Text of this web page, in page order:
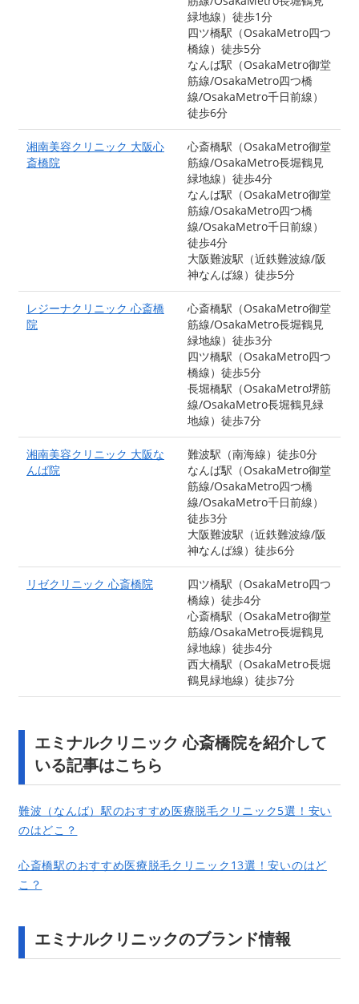
緑地線）徒歩1分
四ツ橋駅（OsakaMetro四つ
橋線）徒歩5分
なんば駅（OsakaMetro御堂
筋線/OsakaMetro四つ橋
線/OsakaMetro千日前線）
徒歩6分
湘南美容クリニック 大阪心
斎橋院
心斎橋駅（OsakaMetro御堂
筋線/OsakaMetro長堀鶴見
緑地線）徒歩4分
なんば駅（OsakaMetro御堂
筋線/OsakaMetro四つ橋
線/OsakaMetro千日前線）
徒歩4分
大阪難波駅（近鉄難波線/阪
神なんば線）徒歩5分
レジーナクリニック 心斎橋
院
心斎橋駅（OsakaMetro御堂
筋線/OsakaMetro長堀鶴見
緑地線）徒歩3分
四ツ橋駅（OsakaMetro四つ
橋線）徒歩5分
長堀橋駅（OsakaMetro堺筋
線/OsakaMetro長堀鶴見緑
地線）徒歩7分
湘南美容クリニック 大阪な
んば院
難波駅（南海線）徒歩0分
なんば駅（OsakaMetro御堂
筋線/OsakaMetro四つ橋
線/OsakaMetro千日前線）
徒歩3分
大阪難波駅（近鉄難波線/阪
神なんば線）徒歩6分
リゼクリニック 心斎橋院
四ツ橋駅（OsakaMetro四つ
橋線）徒歩4分
心斎橋駅（OsakaMetro御堂
筋線/OsakaMetro長堀鶴見
緑地線）徒歩4分
西大橋駅（OsakaMetro長堀
鶴見緑地線）徒歩7分
エミナルクリニック 心斎橋院を紹介して
いる記事はこちら
難波（なんば）駅のおすすめ医療脱毛クリニック5選！安い
のはどこ？
心斎橋駅のおすすめ医療脱毛クリニック13選！安いのはど
こ？
エミナルクリニックのブランド情報